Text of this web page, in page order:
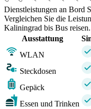
Dienstleistungen an Bord
Vergleichen Sie die
Kaliningrad bis Bus reisen.
Ausstattung
WLAN
Steckdosen
Gepäck
Essen und Trinken